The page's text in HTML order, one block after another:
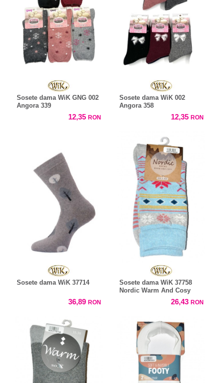
Sosete dama WiK GNG 002
Angora 339
12,35 RON
Sosete dama WiK 002
Angora 358
12,35 RON
Sosete dama WiK 37714
36,89 RON
Sosete dama WiK 37758
Nordic Warm And Cosy
26,43 RON